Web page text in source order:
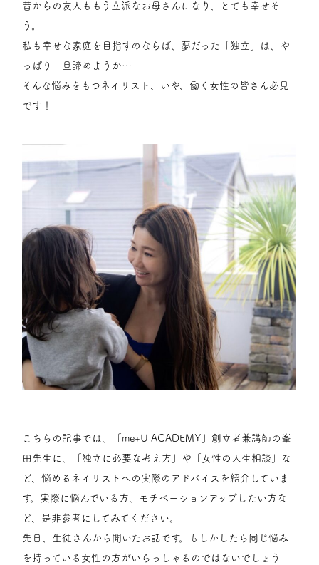
昔からの友人ももう立派なお母さんになり、とても幸せそ
う。
私も幸せな家庭を目指すのならば、夢だった「独立」は、や
っぱり一旦諦めようか…
そんな悩みをもつネイリスト、いや、働く女性の皆さん必見
です！
こちらの記事では、「me+U ACADEMY」創立者兼講師の峯
田先生に、「独立に必要な考え方」や「女性の人生相談」な
ど、悩めるネイリストへの実際のアドバイスを紹介していま
す。実際に悩んでいる方、モチベーションアップしたい方な
ど、是非参考にしてみてください。
先日、生徒さんから聞いたお話です。もしかしたら同じ悩み
を持っている女性の方がいらっしゃるのではないでしょう